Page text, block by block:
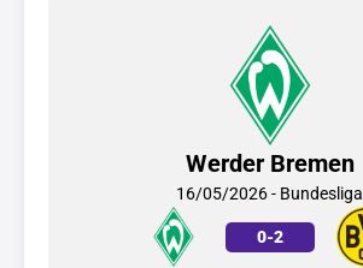
Werder Bremen
16/05/2026 - Bundesliga
0-2